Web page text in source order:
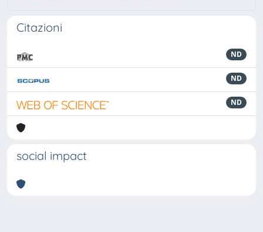
Citazioni
ND
ND
ND
social impact